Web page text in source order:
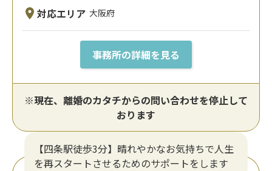
対応エリア 大阪府
事務所の詳細を見る
※現在、離婚のカタチからの問い合わせを停止して
おります
【四条駅徒歩3分】晴れやかなお気持ちで人生
を再スタートさせるためのサポートをします